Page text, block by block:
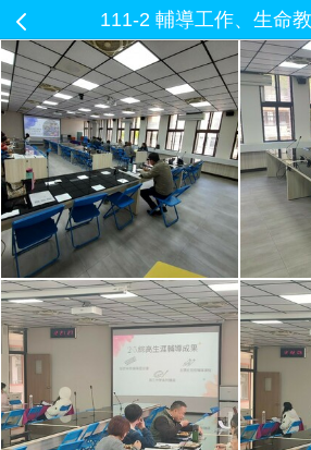
111-2 輔導工作、生命